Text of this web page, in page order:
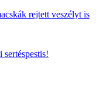
rejtett veszélyt is